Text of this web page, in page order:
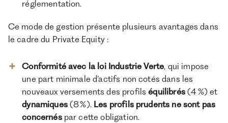
réglementation.
Ce mode de gestion présente plusieurs avantages dans
le cadre du Private Equity :
Conformité avec la loi Industrie Verte, qui impose
une part minimale d’actifs non cotés dans les
nouveaux versements des profilséquilibrés(4 %) et
dynamiques(8 %). Les profils prudents ne sont pas
concernéspar cette obligation.